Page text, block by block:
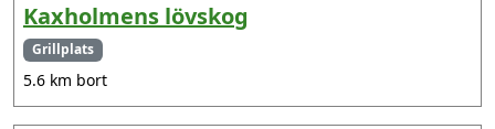
Kaxholmens lövskog
Grillplats
5.6 km bort